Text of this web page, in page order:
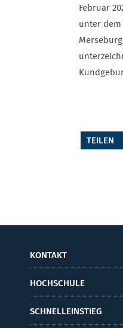
Februar
unter dem
TEILEN
KONTAKT
HOCHSCHULE
SCHNELLEINSTIEG